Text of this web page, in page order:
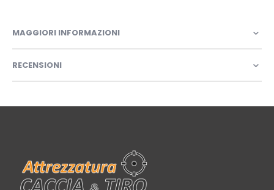
MAGGIORI INFORMAZIONI
RECENSIONI